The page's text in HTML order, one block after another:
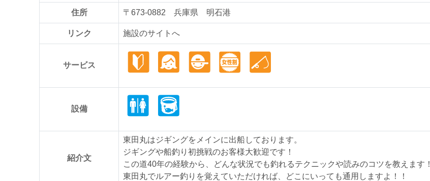
住所 〒673-0882 兵庫県 明石港
リンク 施設のサイトへ
サービス
設備
紹介文
東田丸はジギングをメインに出船しております。
ジギングや船釣り初挑戦のお客様大歓迎です！
この道40年の経験から、どんな状況でも釣れるテクニックや読みのコツを教えます！
東田丸でルアー釣りを覚えていただければ、どこにいっても通用しますよ！！